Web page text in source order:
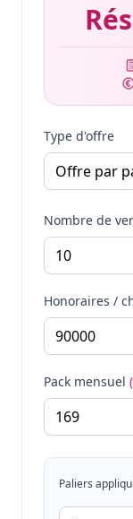
Type d'offre
Nombre de
Honoraires /
Pack mensuel
Paliers